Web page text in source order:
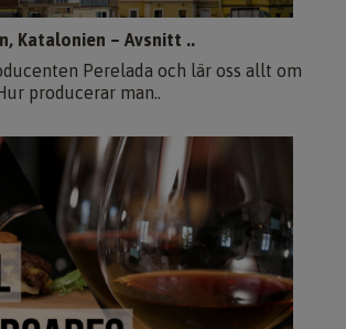
Katalonien – Avsnitt ..
Perelada och lär oss allt om
producerar man..